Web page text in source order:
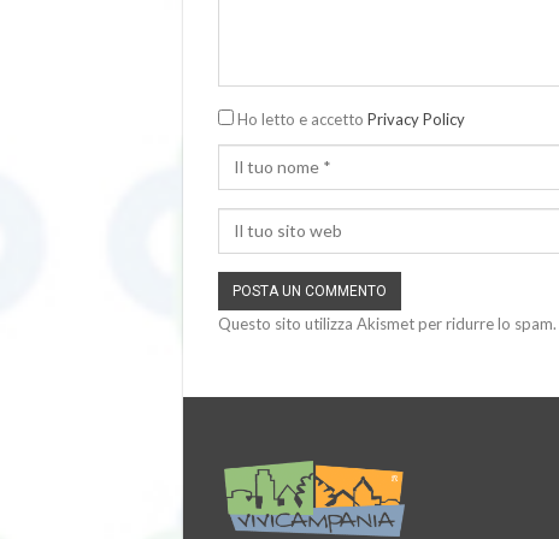
Ho letto e accetto Privacy Policy
Questo sito utilizza Akismet per ridurre lo spam.